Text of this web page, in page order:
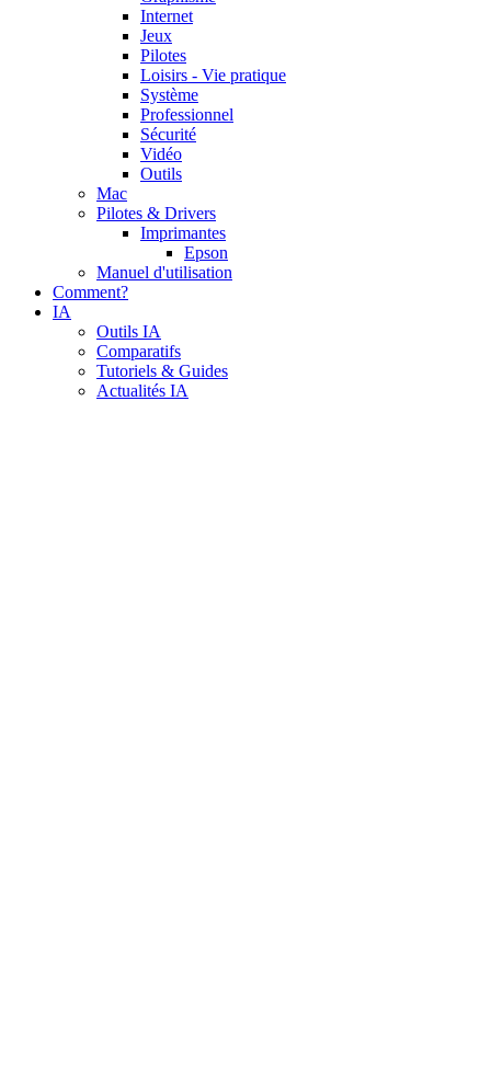
Internet
Jeux
Pilotes
Loisirs - Vie pratique
Système
Professionnel
Sécurité
Vidéo
Outils
Mac
Pilotes & Drivers
Imprimantes
Epson
Manuel d'utilisation
Comment?
IA
Outils IA
Comparatifs
Tutoriels & Guides
Actualités IA